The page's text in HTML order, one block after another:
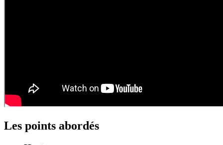
Les points abordés